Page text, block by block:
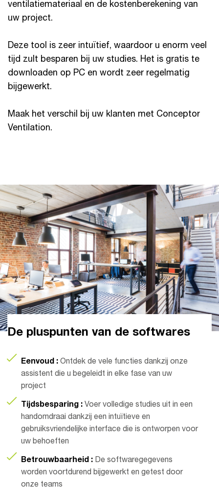
ventilatiemateriaal en de kostenberekening van
uw project.
Deze tool is zeer intuïtief, waardoor u enorm veel
tijd zult besparen bij uw studies. Het is gratis te
downloaden op PC en wordt zeer regelmatig
bijgewerkt.
Maak het verschil bij uw klanten met Conceptor
Ventilation.
De pluspunten van de softwares
Eenvoud : Ontdek de vele functies dankzij onze
assistent die u begeleidt in elke fase van uw
project
Tijdsbesparing : Voer volledige studies uit in een
handomdraai dankzij een intuïtieve en
gebruiksvriendelijke interface die is ontworpen voor
uw behoeften
Betrouwbaarheid : De softwaregegevens
worden voortdurend bijgewerkt en getest door
onze teams